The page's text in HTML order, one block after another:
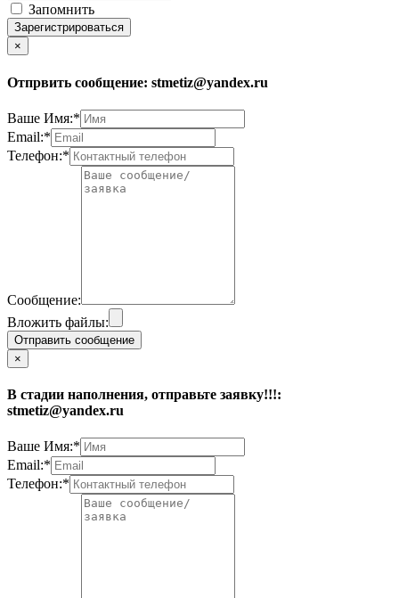
Запомнить
Зарегистрироваться
×
Отпрвить сообщение: stmetiz@yandex.ru
Ваше Имя:*
Email:*
Телефон:*
Сообщение:
Вложить файлы:
Отправить сообщение
×
В стадии наполнения, отправьте заявку!!!:
stmetiz@yandex.ru
Ваше Имя:*
Email:*
Телефон:*